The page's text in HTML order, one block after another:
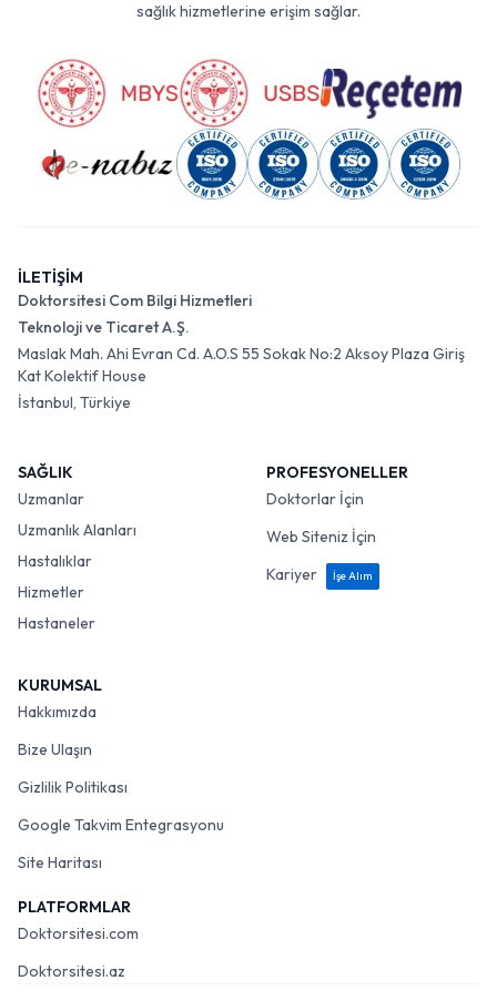
sağlık hizmetlerine erişim sağlar.
İLETİŞİM
Doktorsitesi Com Bilgi Hizmetleri
Teknoloji ve Ticaret A.Ş.
Maslak Mah. Ahi Evran Cd. A.O.S 55 Sokak No:2 Aksoy Plaza Giriş
Kat Kolektif House
İstanbul, Türkiye
SAĞLIK
Uzmanlar
Uzmanlık Alanları
Hastalıklar
Hizmetler
Hastaneler
PROFESYONELLER
Doktorlar İçin
Web Siteniz İçin
Kariyer
İşe Alım
KURUMSAL
Hakkımızda
Bize Ulaşın
Gizlilik Politikası
Google Takvim Entegrasyonu
Site Haritası
PLATFORMLAR
Doktorsitesi.com
Doktorsitesi.az